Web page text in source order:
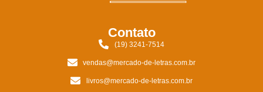
Contato
(19) 3241-7514
vendas@mercado-de-letras.com.br
livros@mercado-de-letras.com.br